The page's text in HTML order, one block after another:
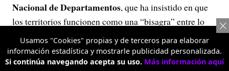
Nacional de Departamentos, que ha insistido en que
los territorios funcionen como una “bisagra” entre lo
local y lo nacional, Uscátegui fue enfático: su bancada
respalda esa idea. Eso sí, puso una condición: a cambio
de mayor autonomía y más recursos, exigió “altos
Usamos "Cookies" propias y de terceros para elaborar
información estadística y mostrarle publicidad personalizada.
Si continúa navegando acepta su uso. Más información aquí